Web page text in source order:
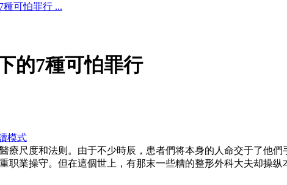
可怕罪行 ...
的7種可怕罪行
模式
療尺度和法则。由于不少時辰，患者們将本身的人命交于了他
業操守。但在這個世上，有那末一些糟的整形外科大夫却操